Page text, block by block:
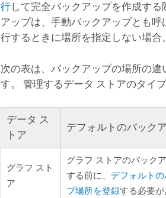
行して完全バックアップを作成す
アップは、手動バックアップとも呼
行するときに場所を指定しない場合
次の表は、バックアップの場所の
す。 管理するデータ ストアのタイ
データ ス
トア
デフォルトのバック
グラフ スト
ア
グラフ ストアのバック
する前に、 デフォルト
プ場所を登録する必要が